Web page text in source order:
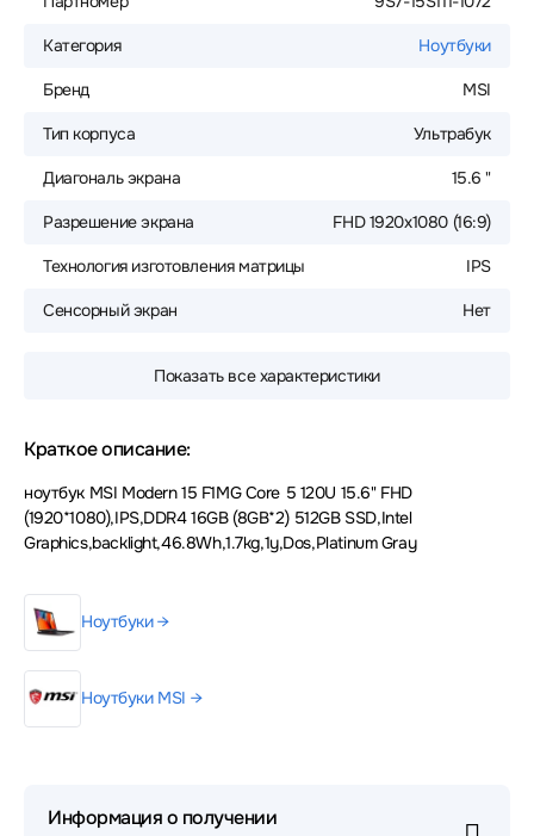
Категория Ноутбуки
Бренд MSI
Тип корпуса Ультрабук
Диагональ экрана 15.6 "
Разрешение экрана FHD 1920x1080 (16:9)
Технология изготовления матрицы IPS
Сенсорный экран Нет
Показать все характеристики
Краткое описание:
ноутбук MSI Modern 15 F1MG Core 5 120U 15.6" FHD
(1920*1080),IPS,DDR4 16GB (8GB*2) 512GB SSD,Intel
Graphics,backlight,46.8Wh,1.7kg,1y,Dos,Platinum Gray
Ноутбуки →
Ноутбуки MSI →
Информация о получении